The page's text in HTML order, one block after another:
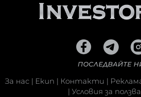
ПОСЛЕДВАЙТЕ
За нас | Екип | Контакти |
| Условия за